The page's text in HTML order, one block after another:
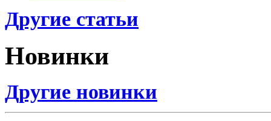
Другие статьи
Новинки
Другие новинки